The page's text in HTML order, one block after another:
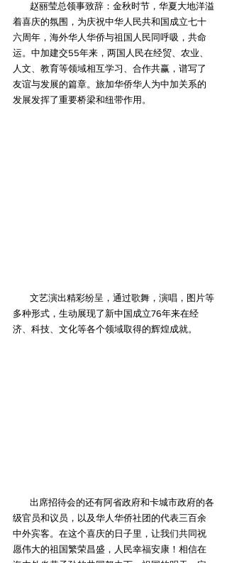
赵丽莹总领事致辞：金秋时节，华夏大地洋溢
着喜庆的氛围，为庆祝中华人民共和国成立七十
六周年，海外华人华侨与祖国人民同呼吸，共命
运。中加建交55年来，两国人民在经贸、农业、
人文、教育等领域相互学习、合作共赢，谱写了
友谊与发展的篇章。旅加华侨华人为中加关系的
发展发挥了重要桥梁和纽带作用。
文艺演出精彩纷呈，通过歌舞，演唱，图片等
多种形式，生动展现了新中国成立76年来在经
济、科技、文化等各个领域取得的辉煌成就。
出席招待会的还有阿省政府和卡城市政府的各
级官员和议员，以及华人华侨社团的代表三百余
中外宾客。在这个喜庆的日子里，让我们共同祝
愿伟大的祖国繁荣昌盛，人民幸福安康！相信在